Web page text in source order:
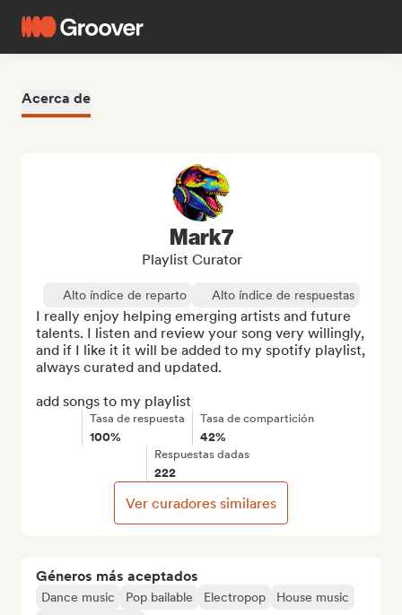
Acerca de
Géneros más aceptados
Dance music Pop bailable Electropop
House music
Mark7
Playlist Curator
Alto índice de reparto Alto índice de respuestas
I really enjoy helping emerging artists and future
talents. I listen and review your song very willingly,
and if I like it it will be added to my spotify playlist,
always curated and updated.
add songs to my playlist
Tasa de respuesta
100%
Tasa de compartición
42%
Respuestas dadas
222
Ver curadores similares